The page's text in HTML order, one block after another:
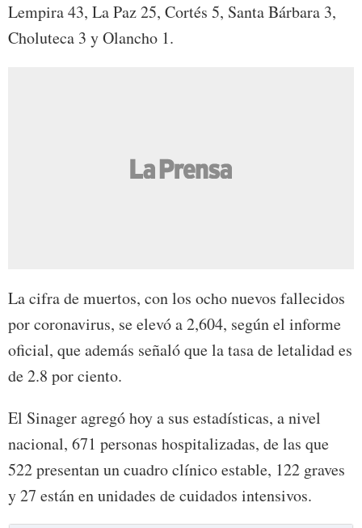
Lempira 43, La Paz 25, Cortés 5, Santa Bárbara 3,
Choluteca 3 y Olancho 1.
La cifra de muertos, con los ocho nuevos fallecidos
por coronavirus, se elevó a 2,604, según el informe
oficial, que además señaló que la tasa de letalidad es
de 2.8 por ciento.
El Sinager agregó hoy a sus estadísticas, a nivel
nacional, 671 personas hospitalizadas, de las que
522 presentan un cuadro clínico estable, 122 graves
y 27 están en unidades de cuidados intensivos.